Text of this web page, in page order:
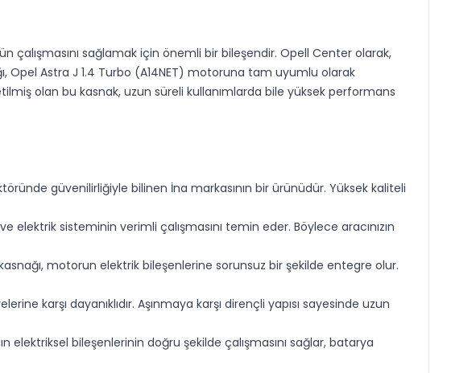
çalışmasını sağlamak için önemli bir bileşendir. Opell Center olarak,
Astra J 1.4 Turbo (A14NET) motoruna tam uyumlu olarak
olan bu kasnak, uzun süreli kullanımlarda bile yüksek performans
güvenilirliğiyle bilinen İna markasının bir ürünüdür. Yüksek kaliteli
sisteminin verimli çalışmasını temin eder. Böylece aracınızın
motorun elektrik bileşenlerine sorunsuz bir şekilde entegre olur.
karşı dayanıklıdır. Aşınmaya karşı dirençli yapısı sayesinde uzun
elektriksel bileşenlerinin doğru şekilde çalışmasını sağlar, batarya